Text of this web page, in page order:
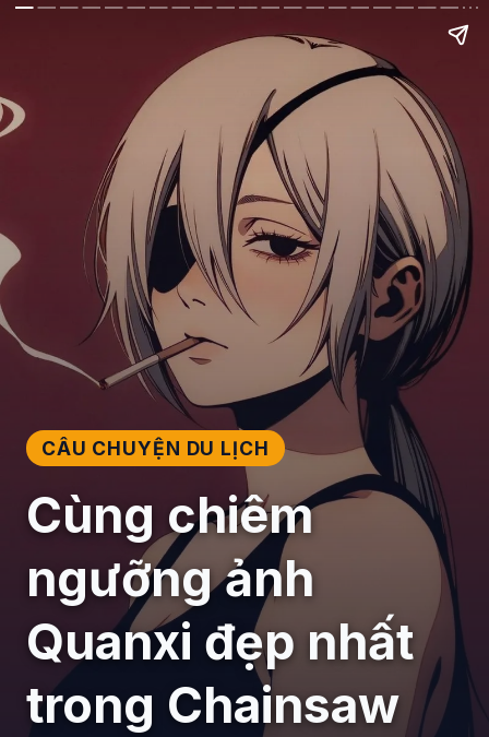
CÂU CHUYỆN DU LỊCH
Cùng chiêm
ngưỡng ảnh
Quanxi đẹp nhất
trong Chainsaw